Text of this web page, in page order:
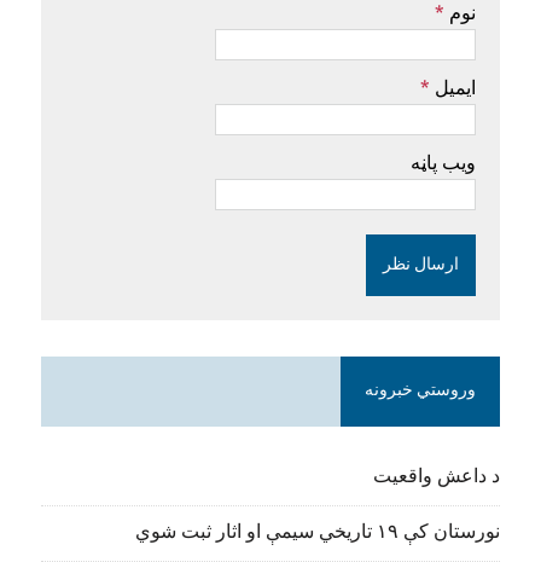
نوم *
ایمیل *
ویب پاڼه
وروستي خبرونه
د داعش واقعیت
نورستان کې ۱۹ تاریخي سیمې او اثار ثبت شوي